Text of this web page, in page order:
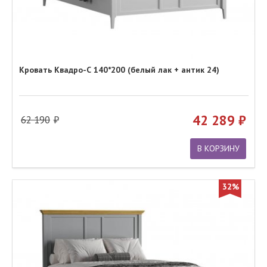
Кровать Квадро-С 140*200 (белый лак + антик 24)
62 190 42 289
В КОРЗИНУ
32%